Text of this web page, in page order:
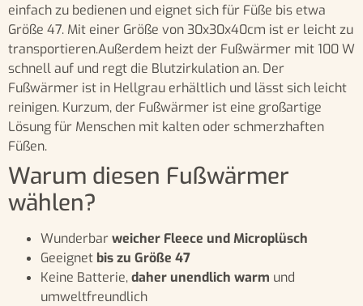
einfach zu bedienen und eignet sich für Füße bis etwa
Größe 47. Mit einer Größe von 30x30x40cm ist er leicht zu
transportieren.Außerdem heizt der Fußwärmer mit 100 W
schnell auf und regt die Blutzirkulation an. Der
Fußwärmer ist in Hellgrau erhältlich und lässt sich leicht
reinigen. Kurzum, der Fußwärmer ist eine großartige
Lösung für Menschen mit kalten oder schmerzhaften
Füßen.
Warum diesen Fußwärmer
wählen?
Wunderbarweicher Fleece und Microplüsch
Geeignet bis zu Größe 47
Keine Batterie,daher unendlich warm und
umweltfreundlich